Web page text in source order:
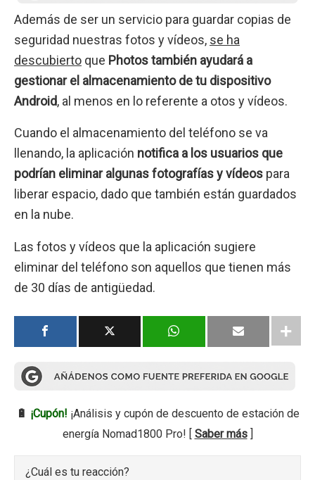
Además de ser un servicio para guardar copias de
seguridad nuestras fotos y vídeos, se ha
descubierto que Photos también ayudará a
gestionar el almacenamiento de tu dispositivo
Android, al menos en lo referente a otos y vídeos.
Cuando el almacenamiento del teléfono se va
llenando, la aplicación notifica a los usuarios que
podrían eliminar algunas fotografías y vídeos para
liberar espacio, dado que también están guardados
en la nube.
Las fotos y vídeos que la aplicación sugiere
eliminar del teléfono son aquellos que tienen más
de 30 días de antigüedad.
🔋 ¡Cupón! ¡Análisis y cupón de descuento de estación de
energía Nomad1800 Pro! [ Saber más]
¿Cuál es tu reacción?